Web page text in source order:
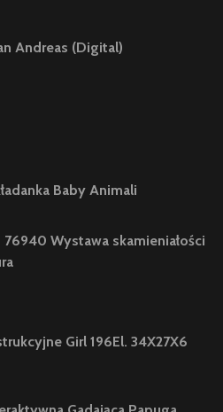
Andreas (Digital)
Baby Animali
76940 Wystawa skamieniałości
Girl 196El. 34X27X6